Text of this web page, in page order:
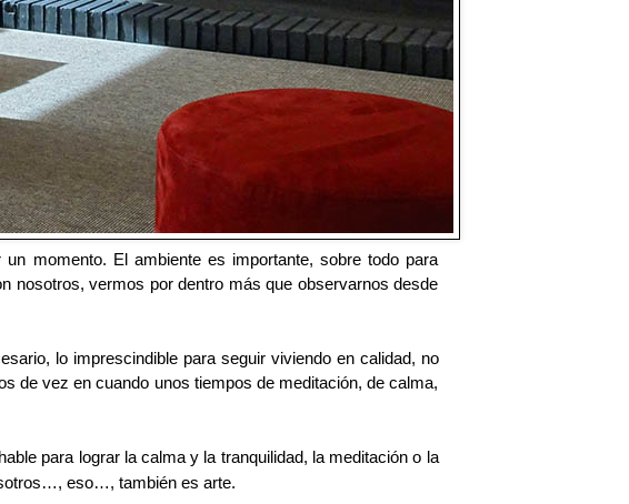
momento. El ambiente es importante, sobre todo para
nosotros, vermos por dentro más que observarnos desde
lo imprescindible para seguir viviendo en calidad, no
de vez en cuando unos tiempos de meditación, de calma,
para lograr la calma y la tranquilidad, la meditación o la
eso…, también es arte.